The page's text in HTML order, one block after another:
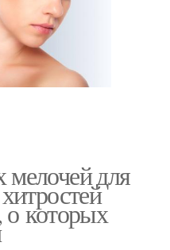
мелочей для
о которых